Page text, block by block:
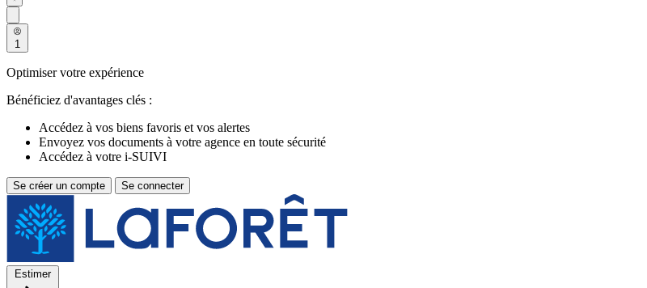
1
Optimiser votre expérience
Bénéficiez d'avantages clés :
Accédez à vos biens favoris et vos alertes
Envoyez vos documents à votre agence en toute sécurité
Accédez à votre i-SUIVI
Se créer un compte Se connecter
Estimer